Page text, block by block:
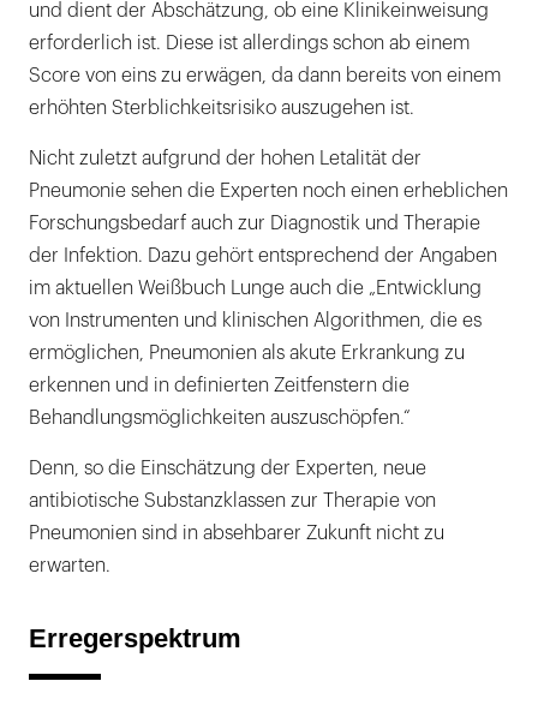
und dient der Abschätzung, ob eine Klinikeinweisung
erforderlich ist. Diese ist allerdings schon ab einem
Score von eins zu erwägen, da dann bereits von einem
erhöhten Sterblichkeitsrisiko auszugehen ist.
Nicht zuletzt aufgrund der hohen Letalität der
Pneumonie sehen die Experten noch einen erheblichen
Forschungsbedarf auch zur Diagnostik und Therapie
der Infektion. Dazu gehört entsprechend der Angaben
im aktuellen Weißbuch Lunge auch die „Entwicklung
von Instrumenten und klinischen Algorithmen, die es
ermöglichen, Pneumonien als akute Erkrankung zu
erkennen und in definierten Zeitfenstern die
Behandlungsmöglichkeiten auszuschöpfen.“
Denn, so die Einschätzung der Experten, neue
antibiotische Substanzklassen zur Therapie von
Pneumonien sind in absehbarer Zukunft nicht zu
erwarten.
Erregerspektrum